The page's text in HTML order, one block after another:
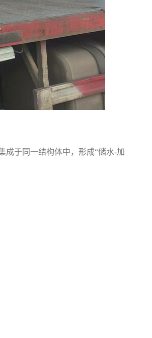
成于同一结构体中，形成“储水-加